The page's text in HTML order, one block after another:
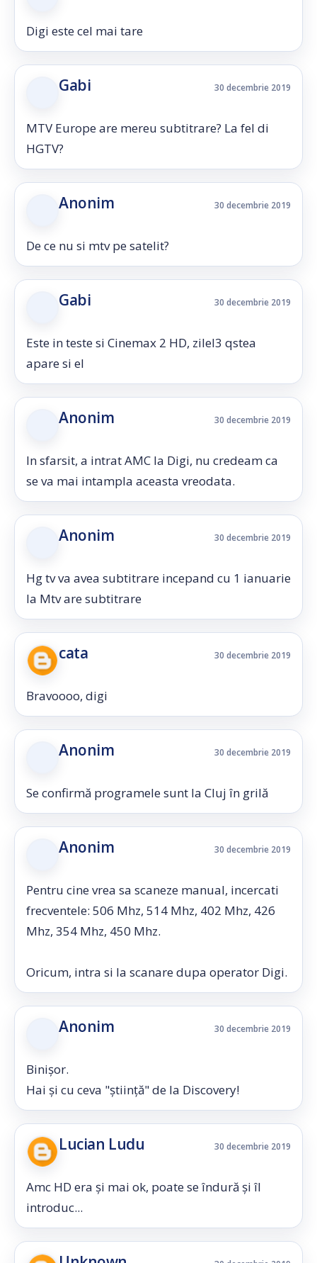
Digi este cel mai tare
Gabi 30 decembrie 2019
MTV Europe are mereu subtitrare? La fel di
HGTV?
Anonim 30 decembrie 2019
De ce nu si mtv pe satelit?
Gabi 30 decembrie 2019
Este in teste si Cinemax 2 HD, zilel3 qstea
apare si el
Anonim 30 decembrie 2019
In sfarsit, a intrat AMC la Digi, nu credeam ca
se va mai intampla aceasta vreodata.
Anonim 30 decembrie 2019
Hg tv va avea subtitrare incepand cu 1 ianuarie
la Mtv are subtitrare
cata 30 decembrie 2019
Bravoooo, digi
Anonim 30 decembrie 2019
Se confirmă programele sunt la Cluj în grilă
Anonim 30 decembrie 2019
Pentru cine vrea sa scaneze manual, incercati
frecventele: 506 Mhz, 514 Mhz, 402 Mhz, 426
Mhz, 354 Mhz, 450 Mhz.
Oricum, intra si la scanare dupa operator Digi.
Anonim 30 decembrie 2019
Binișor.
Hai și cu ceva "știință" de la Discovery!
Lucian Ludu 30 decembrie 2019
Amc HD era și mai ok, poate se îndură și îl
introduc...